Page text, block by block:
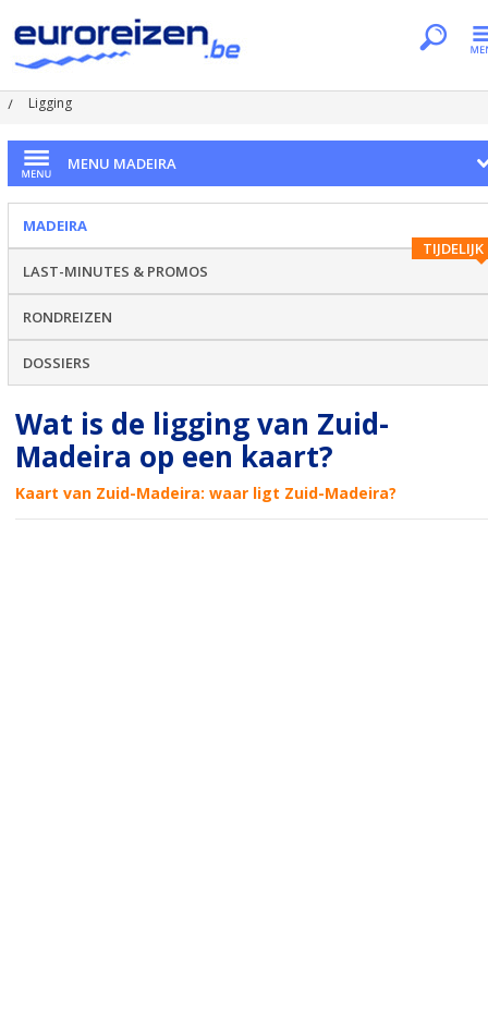
Ligging
MENU MADEIRA
MADEIRA
TIJDELIJK
LAST-MINUTES & PROMOS
RONDREIZEN
DOSSIERS
Wat is de ligging van Zuid-
Madeira op een kaart?
Kaart van Zuid-Madeira: waar ligt Zuid-Madeira?